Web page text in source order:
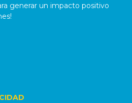
generar un impacto positivo